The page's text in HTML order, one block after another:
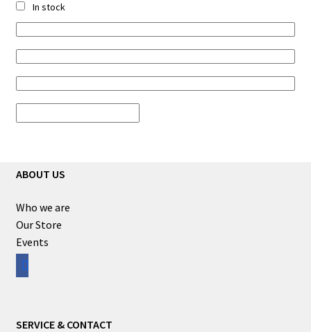
In stock
ABOUT US
Who we are
Our Store
Events
facebook
SERVICE & CONTACT